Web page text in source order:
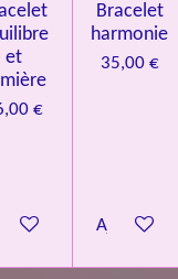
et
€
au panier
Bracelet
harmonie
35,00 €
Ajouter au